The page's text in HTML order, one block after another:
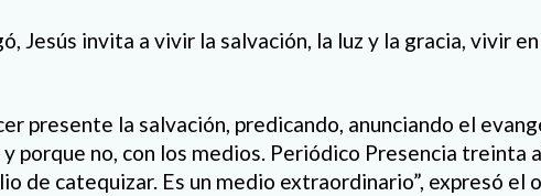
Jesús invita a vivir la salvación, la luz y la gracia, vivir
presente la salvación, predicando, anunciando el
y porque no, con los medios. Periódico Presencia treinta
de catequizar. Es un medio extraordinario”, expresó el